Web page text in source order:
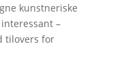
kunstneriske
–
tilovers for